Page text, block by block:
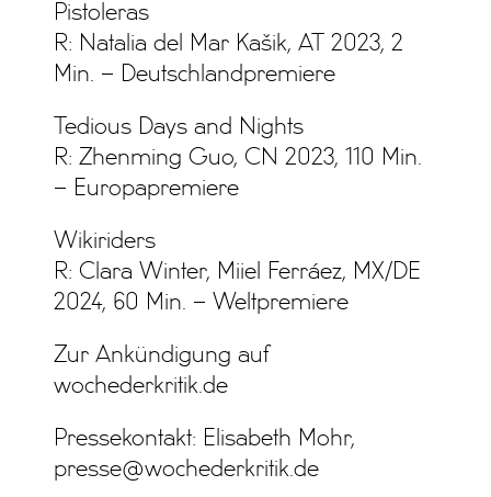
Pistoleras
R: Natalia del Mar Kašik, AT 2023, 2
Min. – Deutschlandpremiere
Tedious Days and Nights
R: Zhenming Guo, CN 2023, 110 Min.
– Europapremiere
Wikiriders
R: Clara Winter, Miiel Ferráez, MX/DE
2024, 60 Min. – Weltpremiere
Zur Ankündigung auf
wochederkritik.de
Pressekontakt: Elisabeth Mohr,
presse@wochederkritik.de